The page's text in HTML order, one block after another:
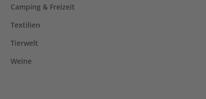
Camping & Freizeit
Textilien
Tierwelt
Weine